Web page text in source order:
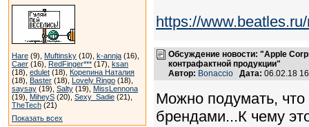
Hare (9), Muftinsky (10), k-annja (16),
Caer (16), RedFinger*** (17), ksan
(18), edulet (18), Корепина Наталия
(18), Baster (18), Lovely Ringo (18),
saysay (19), Salty (19), MissLennona
(19), MiheyS (20), Sexy_Sadie (21),
TheTech (21)
Показать всех
https://
Обсуждение новости: "Apple
контрафактной продукции"
Автор: Bonaccio Дата: 06.02.18
Можно подумать, что
брендами...К чему